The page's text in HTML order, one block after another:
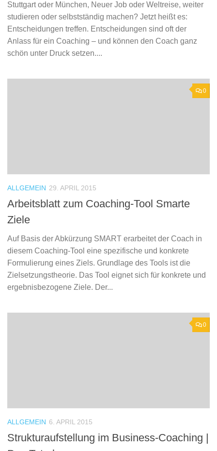
Stuttgart oder München, Neuer Job oder Weltreise, weiter
studieren oder selbstständig machen? Jetzt heißt es:
Entscheidungen treffen. Entscheidungen sind oft der
Anlass für ein Coaching – und können den Coach ganz
schön unter Druck setzen....
0
ALLGEMEIN 29. APRIL 2015
Arbeitsblatt zum Coaching-Tool Smarte
Ziele
Auf Basis der Abkürzung SMART erarbeitet der Coach in
diesem Coaching-Tool eine spezifische und konkrete
Formulierung eines Ziels. Grundlage des Tools ist die
Zielsetzungstheorie. Das Tool eignet sich für konkrete und
ergebnisbezogene Ziele. Der...
0
ALLGEMEIN 6. APRIL 2015
Strukturaufstellung im Business-Coaching |